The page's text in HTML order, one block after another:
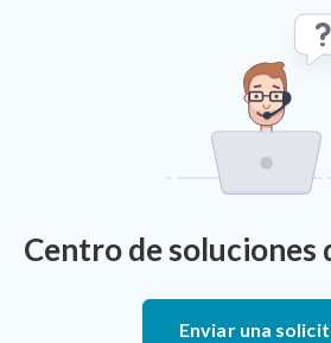
Centro de soluciones
Enviar una